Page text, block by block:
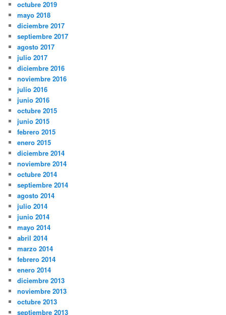
octubre 2019
mayo 2018
diciembre 2017
septiembre 2017
agosto 2017
julio 2017
diciembre 2016
noviembre 2016
julio 2016
junio 2016
octubre 2015
junio 2015
febrero 2015
enero 2015
diciembre 2014
noviembre 2014
octubre 2014
septiembre 2014
agosto 2014
julio 2014
junio 2014
mayo 2014
abril 2014
marzo 2014
febrero 2014
enero 2014
diciembre 2013
noviembre 2013
octubre 2013
septiembre 2013